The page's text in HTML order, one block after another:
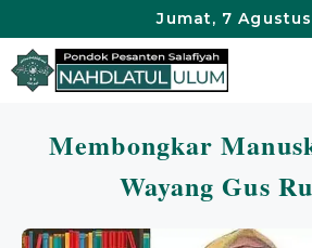
ke
isi
Jumat, 7
Membongkar
Wayang Gus